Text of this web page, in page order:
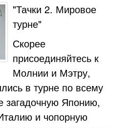
"Тачки 2. Мировое
турне"
Скорее
присоединяйтесь к
Молнии и Мэтру,
в турне по всему
загадочную Японию,
и чопорную